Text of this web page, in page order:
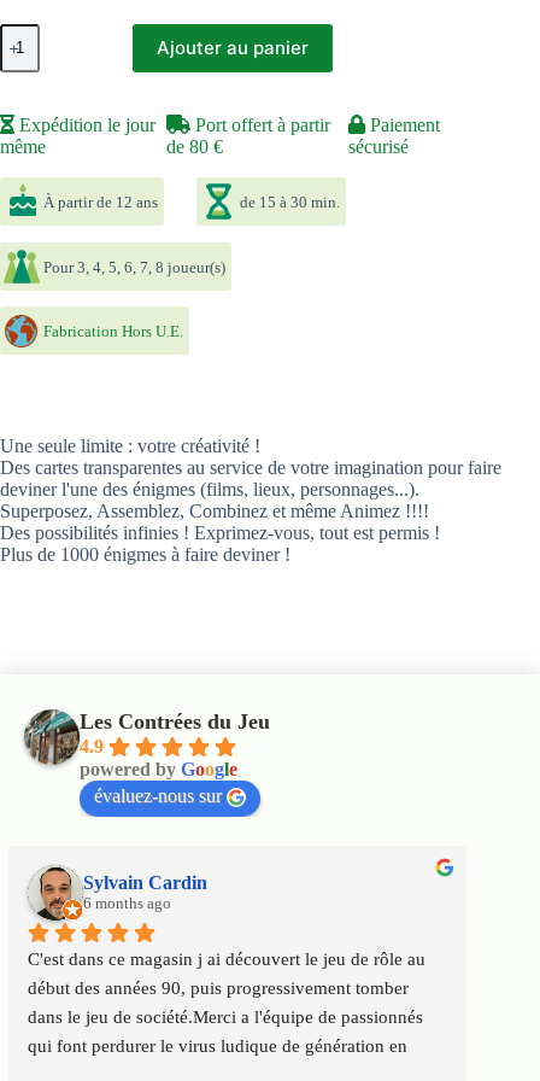
quantité
de
Imagine
Ajouter au panier
Expédition le jour
même
Port offert à partir
de 80 €
Paiement
sécurisé
À partir de 12 ans de 15 à 30 min.
Pour 3, 4, 5, 6, 7, 8 joueur(s)
Fabrication Hors U.E.
Une seule limite : votre créativité !
Des cartes transparentes au service de votre imagination pour faire
deviner l'une des énigmes (films, lieux, personnages...).
Superposez, Assemblez, Combinez et même Animez !!!!
Des possibilités infinies ! Exprimez-vous, tout est permis !
Plus de 1000 énigmes à faire deviner !
Les Contrées du Jeu
4.9
powered by Google
évaluez-nous sur
Sylvain Cardin
6 months ago
C'est dans ce magasin j ai découvert le jeu de rôle au
début des années 90, puis progressivement tomber
dans le jeu de société.Merci a l'équipe de passionnés
qui font perdurer le virus ludique de génération en